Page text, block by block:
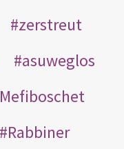
zerstreut
asuweglos
Mefiboschet
Rabbiner